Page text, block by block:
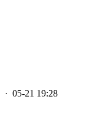
· 05-21 19:28